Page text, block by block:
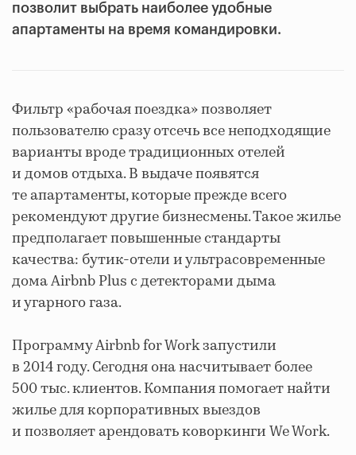
позволит выбрать наиболее удобные
апартаменты на время командировки.
Фильтр «рабочая поездка» позволяет
пользователю сразу отсечь все неподходящие
варианты вроде традиционных отелей
и домов отдыха. В выдаче появятся
те апартаменты, которые прежде всего
рекомендуют другие бизнесмены. Такое жилье
предполагает повышенные стандарты
качества: бутик-отели и ультрасовременные
дома Airbnb Plus с детекторами дыма
и угарного газа.
Программу Airbnb for Work запустили
в 2014 году. Сегодня она насчитывает более
500 тыс. клиентов. Компания помогает найти
жилье для корпоративных выездов
и позволяет арендовать коворкинги We Work.